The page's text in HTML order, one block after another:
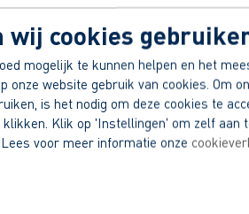
wij cookies
mogelijk te kunnen helpen en het
onze website gebruik van cookies. Om
is het nodig om deze cookies te
klikken. Klik op 'Instellingen' om zelf aan
voor meer informatie onze
en overalls
al jouw vragen
jouw voordelen